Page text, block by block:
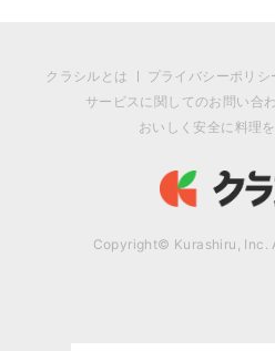
クラシルとは プライバシーポリシ
サービスに関してのお問い合
おいしく安全に料理
Copyright© Kurashiru, Inc.